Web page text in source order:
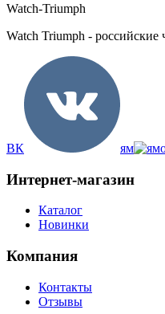
Watch-Triumph
Watch Triumph -
ВК ям
Интернет-магазин
Каталог
Новинки
Компания
Контакты
Отзывы